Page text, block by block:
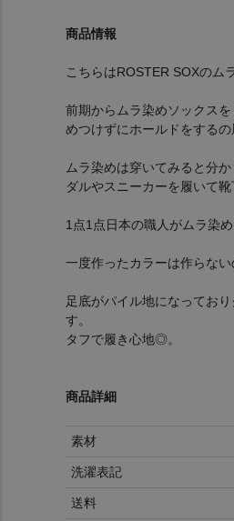
商品情報
こちらはROSTER SOXのム
前期からムラ染めソックス
めつけずにホールドをする
ムラ染めは穿いてみると分
ダルやスニーカーを履いて
1点1点日本の職人がムラ染
一度作ったカラーは作らない
足底がパイル地になってお
す。
タフで履き心地◎。
商品詳細
素材
洗濯表記
送料